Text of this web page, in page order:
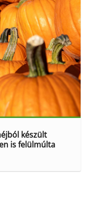
készült
is felülmúlta